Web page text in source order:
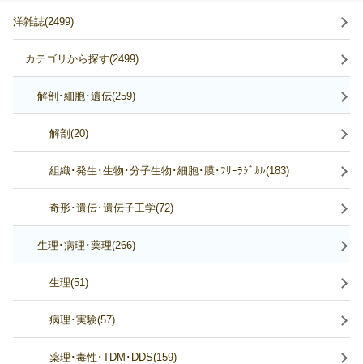
洋雑誌(2499)
カテゴリから探す(2499)
解剖･細胞･遺伝(259)
解剖(20)
組織･発生･生物･分子生物･細胞･膜･ﾌﾘｰﾗｼﾞｶﾙ(183)
奇形･遺伝･遺伝子工学(72)
生理･病理･薬理(266)
生理(51)
病理･実験(57)
薬理･毒性･TDM･DDS(159)